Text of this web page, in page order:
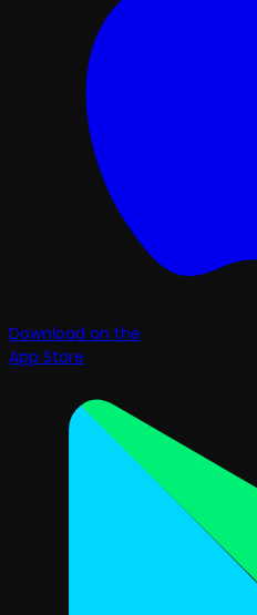
Download on the
App Store